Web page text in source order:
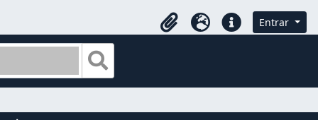
Área de Transferência
IdiomaAtalhos Entrar